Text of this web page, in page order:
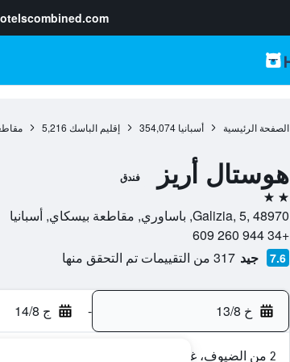
الصفحة الرئيسية أسبانيا 354,074 إقليم الباسك 5,216
هوستال أريز فندق
2 نجمتين
Galizia, 5, 48970, باساوري, مقاطعة بيسكاي, أسبانيا
+34 944 260 609
7.6 جيد 317 من التقييمات تم التحقق منها
خ 13/8 - ج 14/8
2 من الضيوف، غرفة واحدة